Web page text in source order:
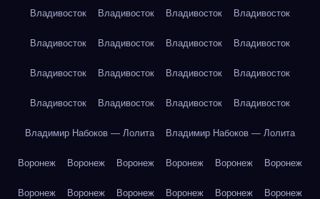
Владивосток Владивосток Владивосток Владивосток
Владивосток Владивосток Владивосток Владивосток
Владивосток Владивосток Владивосток Владивосток
Владивосток Владивосток Владивосток Владивосток
Владимир Набоков — Лолита Владимир Набоков — Лолита
Воронеж Воронеж Воронеж Воронеж Воронеж Воронеж
Воронеж Воронеж Воронеж Воронеж Воронеж Воронеж